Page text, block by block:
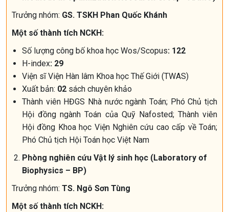
Trưởng nhóm: GS. TSKH Phan Quốc Khánh
Một số thành tích NCKH:
Số lượng công bố khoa học Wos/Scopus: 122
H-index: 29
Viện sĩ Viện Hàn lâm Khoa học Thế Giới (TWAS)
Xuất bản: 02 sách chuyên khảo
Thành viên HĐGS Nhà nước ngành Toán; Phó Chủ tịch
Hội đồng ngành Toán của Quỹ Nafosted; Thành viên
Hội đồng Khoa học Viện Nghiên cứu cao cấp về Toán;
Phó Chủ tịch Hội Toán học Việt Nam
Phòng nghiên cứu Vật lý sinh học (Laboratory of
Biophysics – BP)
Trưởng nhóm: TS. Ngô Sơn Tùng
Một số thành tích NCKH: